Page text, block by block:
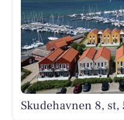
Skudehavnen 8,